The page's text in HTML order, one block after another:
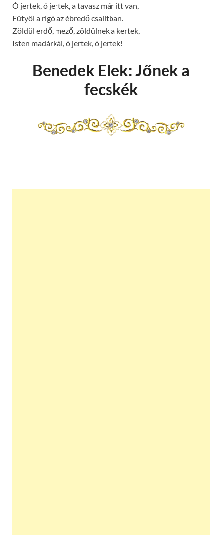
Ó jertek, ó jertek, a tavasz már itt van,
Fütyöl a rigó az ébredő csalitban.
Zöldül erdő, mező, zöldülnek a kertek,
Isten madárkái, ó jertek, ó jertek!
Benedek Elek: Jőnek a
fecskék